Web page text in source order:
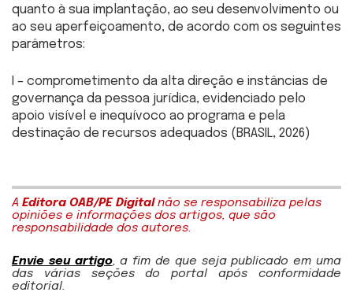
quanto à sua implantação, ao seu desenvolvimento ou
ao seu aperfeiçoamento, de acordo com os seguintes
parâmetros:
I – comprometimento da alta direção e instâncias de
governança da pessoa jurídica, evidenciado pelo
apoio visível e inequívoco ao programa e pela
destinação de recursos adequados (BRASIL, 2026)
A Editora OAB/PE Digitalnão se responsabiliza pelas
opiniões e informações dos artigos, que são
responsabilidade dos autores.
Envie seu artigo, a fim de que seja publicado em uma
das várias seções do portal após conformidade
editorial.